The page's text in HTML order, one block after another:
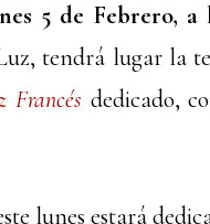
5 de Febrero, a
tendrá lugar la
Francés dedicado,
lunes estará